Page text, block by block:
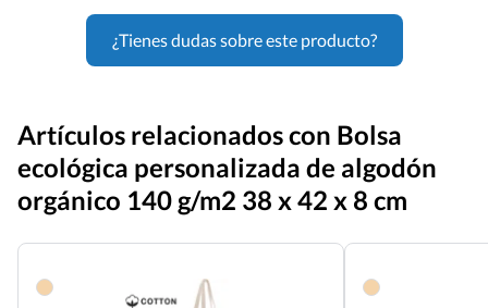
¿Tienes dudas sobre este producto?
Artículos relacionados con Bolsa
ecológica personalizada de algodón
orgánico 140 g/m2 38 x 42 x 8 cm